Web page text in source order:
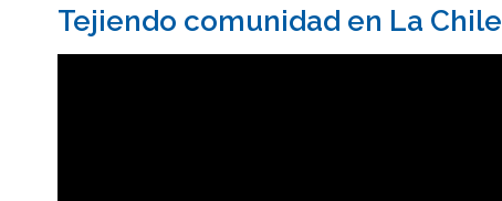
Tejiendo comunidad en La Chile